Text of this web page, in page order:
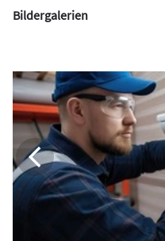
Bildergalerien